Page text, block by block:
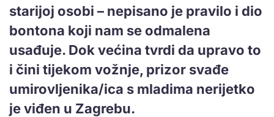
starijoj osobi – nepisano je pravilo i dio
bontona koji nam se odmalena
usađuje. Dok većina tvrdi da upravo to
i čini tijekom vožnje, prizor svađe
umirovljenika/ica s mladima nerijetko
je viđen u Zagrebu.